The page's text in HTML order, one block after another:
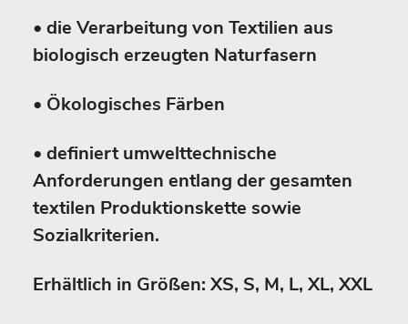
• die Verarbeitung von Textilien aus
biologisch erzeugten Naturfasern
• Ökologisches Färben
• definiert umwelttechnische
Anforderungen entlang der gesamten
textilen Produktionskette sowie
Sozialkriterien.
Erhältlich in Größen: XS, S, M, L, XL, XXL